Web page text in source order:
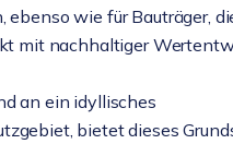
ebenso wie für Bauträger,
mit nachhaltiger
an ein idyllisches
bietet dieses